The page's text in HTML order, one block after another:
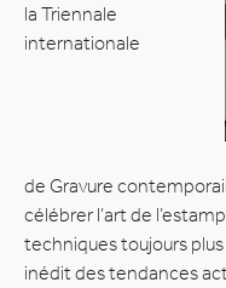
la Triennale
internationale
de Gravure
célébrer l’art de
techniques toujours
inédit des tendances